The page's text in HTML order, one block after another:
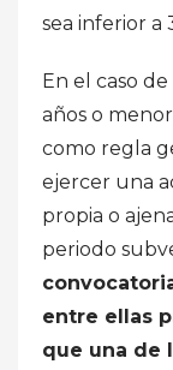
sea inferior a
En el caso
años o
como regla
ejercer una
propia o
periodo
entre ellas
que una de